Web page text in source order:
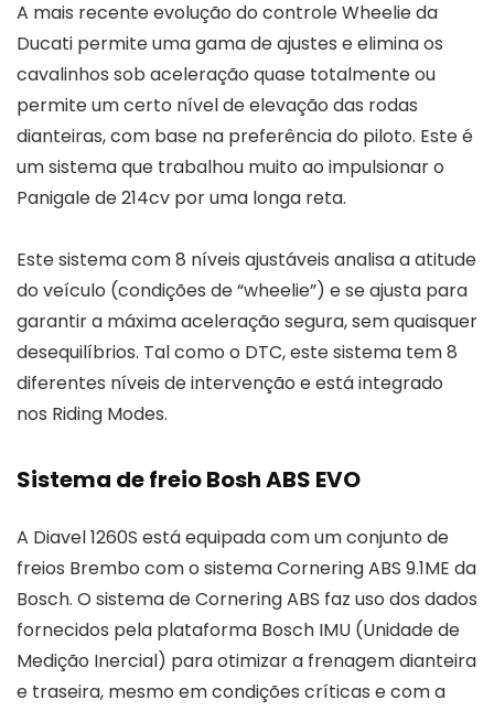
A mais recente evolução do controle Wheelie da
Ducati permite uma gama de ajustes e elimina os
cavalinhos sob aceleração quase totalmente ou
permite um certo nível de elevação das rodas
dianteiras, com base na preferência do piloto. Este é
um sistema que trabalhou muito ao impulsionar o
Panigale de 214cv por uma longa reta.
Este sistema com 8 níveis ajustáveis analisa a atitude
do veículo (condições de “wheelie”) e se ajusta para
garantir a máxima aceleração segura, sem quaisquer
desequilíbrios. Tal como o DTC, este sistema tem 8
diferentes níveis de intervenção e está integrado
nos Riding Modes.
Sistema de freio Bosh ABS EVO
A Diavel 1260S está equipada com um conjunto de
freios Brembo com o sistema Cornering ABS 9.1ME da
Bosch. O sistema de Cornering ABS faz uso dos dados
fornecidos pela plataforma Bosch IMU (Unidade de
Medição Inercial) para otimizar a frenagem dianteira
e traseira, mesmo em condições críticas e com a